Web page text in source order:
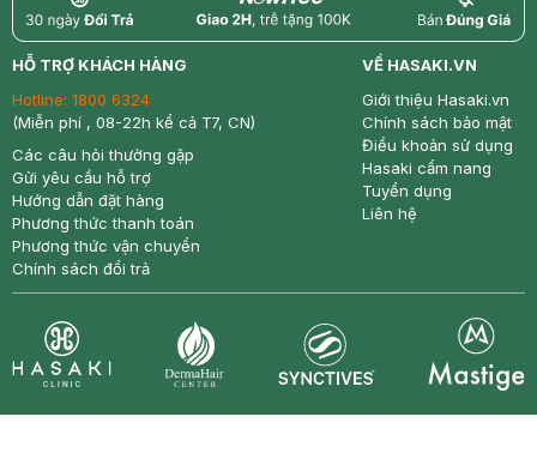
return nowfree price
HỖ TRỢ KHÁCH HÀNG
Hotline: 1800 6324
(Miễn phí , 08-22h kể cả T7, CN)
Các câu hỏi thường gặp
Gửi yêu cầu hỗ trợ
Hướng dẫn đặt hàng
Phương thức thanh toán
Phương thức vận chuyển
Chính sách đổi trả
VỀ HASAKI.VN
Giới thiệu Hasaki.vn
Chính sách bảo mật
Điều khoản sử dụng
Hasaki cẩm nang
Tuyển dụng
Liên hệ